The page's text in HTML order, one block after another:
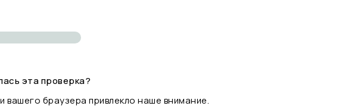
эта проверка?
вашего браузера привлекло наше внимание.